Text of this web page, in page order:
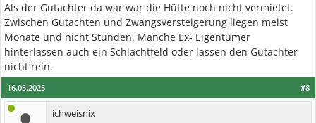
Als der Gutachter da war war die Hütte noch nicht vermietet.
Zwischen Gutachten und Zwangsversteigerung liegen meist
Monate und nicht Stunden. Manche Ex- Eigentümer
hinterlassen auch ein Schlachtfeld oder lassen den Gutachter
nicht rein.
#8
16.05.2025
ichweisnix